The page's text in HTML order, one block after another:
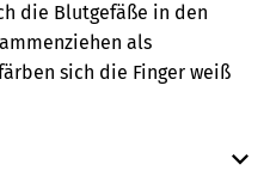
die Blutgefäße in den
als
sich die Finger weiß